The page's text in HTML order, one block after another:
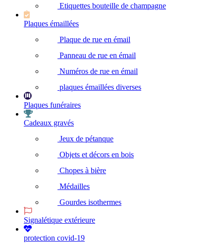
Etiquettes bouteille de champagne
Plaques émaillées
Plaque de rue en émail
Panneau de rue en émail
Numéros de rue en émail
plaques émaillées diverses
Plaques funéraires
Cadeaux gravés
Jeux de pétanque
Objets et décors en bois
Chopes à bière
Médailles
Gourdes isothermes
Signalétique extérieure
protection covid-19